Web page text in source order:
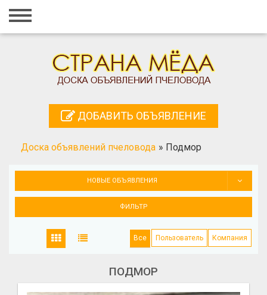
Главная
Регистрация
Добавить объявление
Поиск
ДОБАВИТЬ ОБЪЯВЛЕНИЕ
Доска объявлений пчеловода » Подмор
НОВЫЕ ОБЪЯВЛЕНИЯ
ФИЛЬТР
Все Пользователь Компания
ПОДМОР